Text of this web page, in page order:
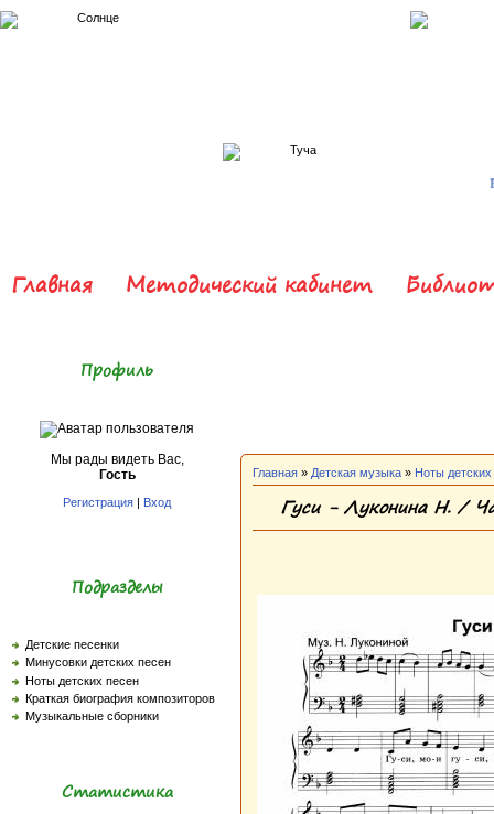
Главная Методический кабинет
Профиль
Мы рады видеть Вас,
Гость
Регистрация | Вход
Подразделы
Детские песенки
Минусовки детских песен
Ноты детских песен
Краткая биография композиторов
Музыкальные сборники
Статистика
Главная » Детская музыка » Ноты
Гуси - Луконина Н. /